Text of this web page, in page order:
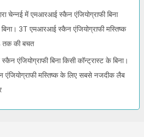
चेन्नई में एमआरआई स्कैन एंजियोग्राफी बिना
बिना। 3T एमआरआई स्कैन एंजियोग्राफी मस्तिष्क
तक की बचत
एंजियोग्राफी बिना किसी कॉन्ट्रास्ट के बिना।
मस्तिष्क के लिए सबसे नजदीक लैब